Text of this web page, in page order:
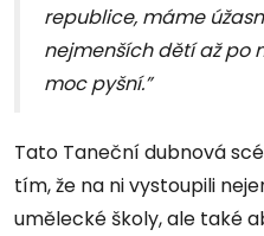
republice, máme
nejmenších dětí až po
moc pyšní.”
Tato Taneční dubnová
tím, že na ni vystoupili
umělecké školy, ale také